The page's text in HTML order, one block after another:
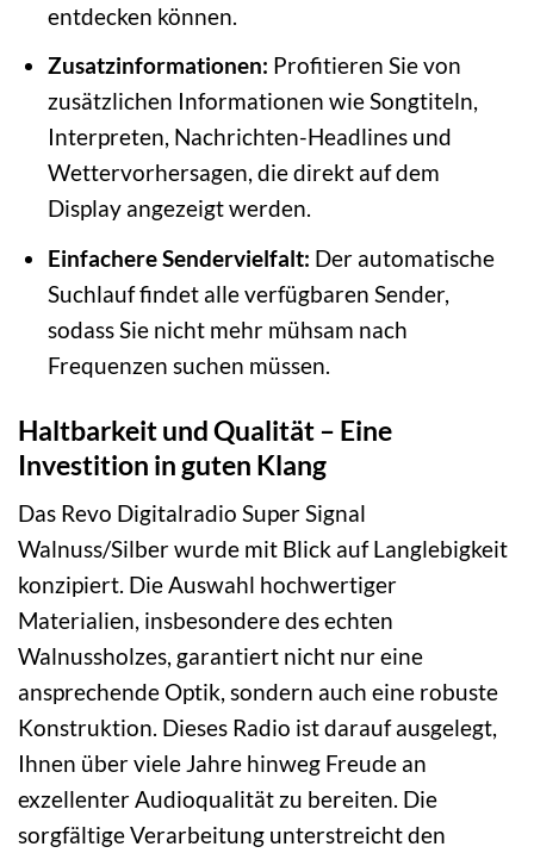
entdecken können.
Zusatzinformationen: Profitieren Sie von
zusätzlichen Informationen wie Songtiteln,
Interpreten, Nachrichten-Headlines und
Wettervorhersagen, die direkt auf dem
Display angezeigt werden.
Einfachere Sendervielfalt: Der automatische
Suchlauf findet alle verfügbaren Sender,
sodass Sie nicht mehr mühsam nach
Frequenzen suchen müssen.
Haltbarkeit und Qualität – Eine
Investition in guten Klang
Das Revo Digitalradio Super Signal
Walnuss/Silber wurde mit Blick auf Langlebigkeit
konzipiert. Die Auswahl hochwertiger
Materialien, insbesondere des echten
Walnussholzes, garantiert nicht nur eine
ansprechende Optik, sondern auch eine robuste
Konstruktion. Dieses Radio ist darauf ausgelegt,
Ihnen über viele Jahre hinweg Freude an
exzellenter Audioqualität zu bereiten. Die
sorgfältige Verarbeitung unterstreicht den